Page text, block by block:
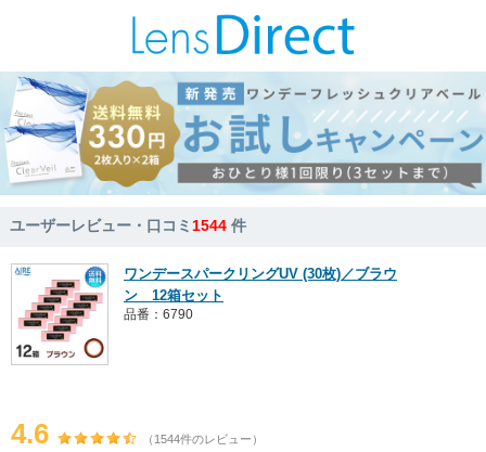
ユーザーレビュー・口コミ1544 件
ワンデースパークリングUV (30枚)／ブラウ
ン 12箱セット
品番：6790
4.6 （1544件のレビュー）